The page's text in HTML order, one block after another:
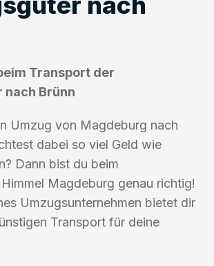
Transport der
nach Brünn
Umzug von Magdeburg nach
dabei so viel Geld wie
Dann bist du beim
Magdeburg genau richtig!
Umzugsunternehmen bietet dir
Transport für deine